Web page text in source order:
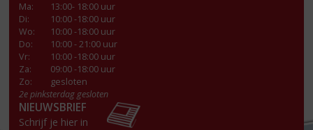
Ma:
13:00- 18:00 uur
Di:
10:00 -18:00 uur
Wo:
10:00 -18:00 uur
Do:
10:00 - 21:00 uur
Vr:
10:00 -18:00 uur
Za:
09:00 -18:00 uur
Zo:
gesloten
2e pinksterdag gesloten
NIEUWSBRIEF
Schrijf je hier in